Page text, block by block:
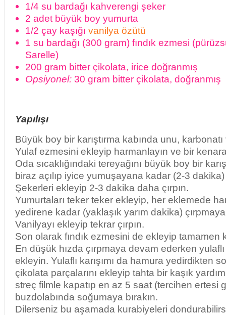
1/4 su bardağı kahverengi şeker
2 adet büyük boy yumurta
1/2 çay kaşığı vanilya özütü
1 su bardağı (300 gram) fındık ezmesi
Sarelle)
200 gram bitter çikolata, irice doğranmış
Opsiyonel: 30 gram bitter çikolata, doğranmış
Yapılışı
Büyük boy bir karıştırma kabında unu, karbonatı
Yulaf ezmesini ekleyip harmanlayın ve bir kenara
Oda sıcaklığındaki tereyağını büyük boy bir
biraz açılıp iyice yumuşayana kadar (2-3 dakika)
Şekerleri ekleyip 2-3 dakika daha çırpın.
Yumurtaları teker teker ekleyip, her eklemede
yedirene kadar (yaklaşık yarım dakika)
Vanilyayı ekleyip tekrar çırpın.
Son olarak fındık ezmesini de ekleyip tamamen
En düşük hızda çırpmaya devam ederken yulaflı
ekleyin. Yulaflı karışımı da hamura yedirdikten
çikolata parçalarını ekleyip tahta bir kaşık
streç filmle kapatıp en az 5 saat (tercihen ertesi
buzdolabında soğumaya bırakın.
Dilerseniz bu aşamada kurabiyeleri